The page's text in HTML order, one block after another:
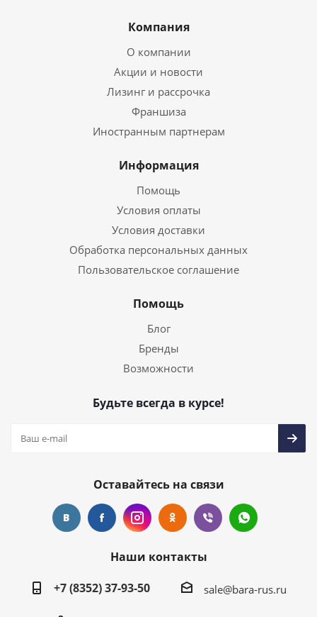
Компания
О компании
Акции и новости
Лизинг и рассрочка
Франшиза
Иностранным партнерам
Информация
Помощь
Условия оплаты
Условия доставки
Обработка персональных данных
Пользовательское соглашение
Помощь
Блог
Бренды
Возможности
Будьте всегда в курсе!
Оставайтесь на связи
Наши контакты
+7 (8352) 37-93-50
sale@bara-rus.ru